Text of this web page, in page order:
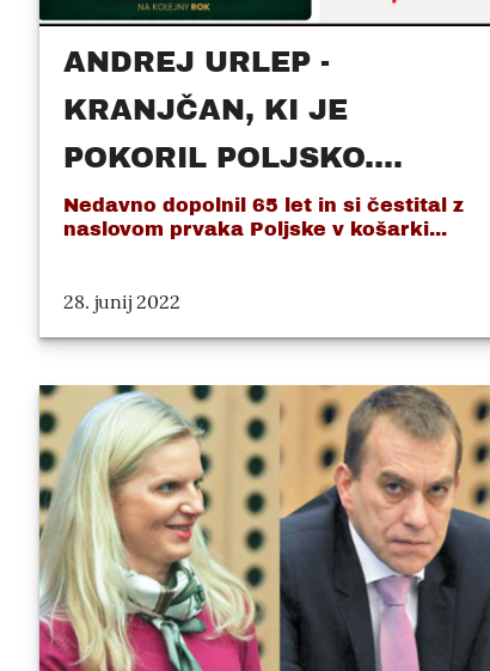
ANDREJ URLEP -
KRANJČAN, KI JE
POKORIL POLJSKO....
Nedavno dopolnil 65 let in si čestital z
naslovom prvaka Poljske v košarki...
28. junij 2022